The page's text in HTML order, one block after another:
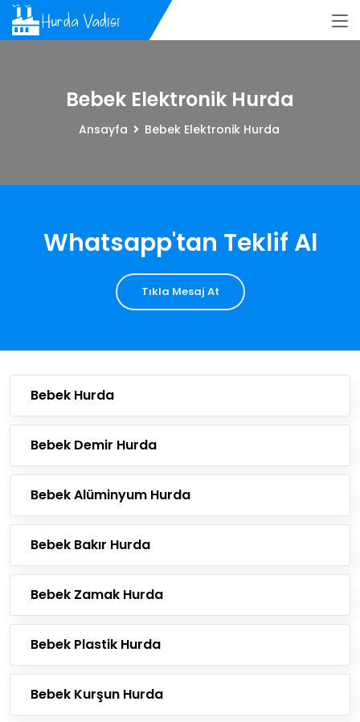
Bebek Elektronik Hurda
Ansayfa Bebek Elektronik Hurda
Whatsapp'tan Teklif Al
Tıkla Mesaj At
Bebek Hurda
Bebek Demir Hurda
Bebek Alüminyum Hurda
Bebek Bakır Hurda
Bebek Zamak Hurda
Bebek Plastik Hurda
Bebek Kurşun Hurda